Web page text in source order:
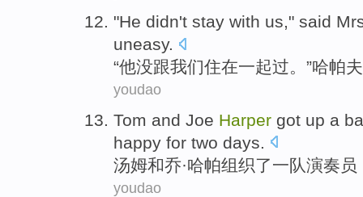
"He didn't stay with us," said
uneasy.
“他没跟我们住在一起过。”哈帕
youdao
Tom and Joe Harper got up a
happy for two days
汤姆和乔·哈帕组织了一队演奏员
youdao